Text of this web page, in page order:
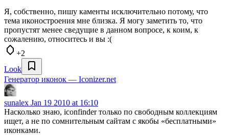
Я, собственно, пишу каменты исключительно потому, что
тема иконостроения мне близка. Я могу заметить то, что
пропустят менее сведущие в данном вопросе, к коим, к
сожалению, относитесь и вы :(
+2
Look
Генератор иконок — Iconizer.net
sunalex Jan 19 2010 at 16:10
Насколько знаю, iconfinder только по свободным коллекциям
ищет, а не по сомнительным сайтам с якобы «бесплатными»
иконками.